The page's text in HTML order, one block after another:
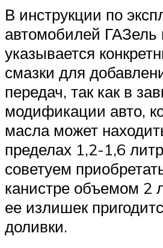
В инструкции по
автомобилей ГАЗель
указывается
смазки для
передач, так как в
модификации авто,
масла может
пределах 1,2-1,6
советуем
канистре объемом 2
ее излишек
доливки.